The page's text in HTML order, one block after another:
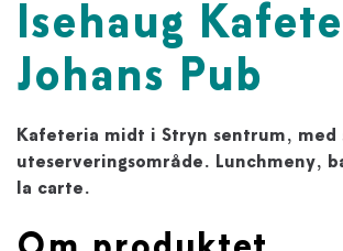
Isehaug
Johans Pub
Kafeteria midt i Stryn sentrum, med
uteserveringsområde. Lunchmeny,
la carte.